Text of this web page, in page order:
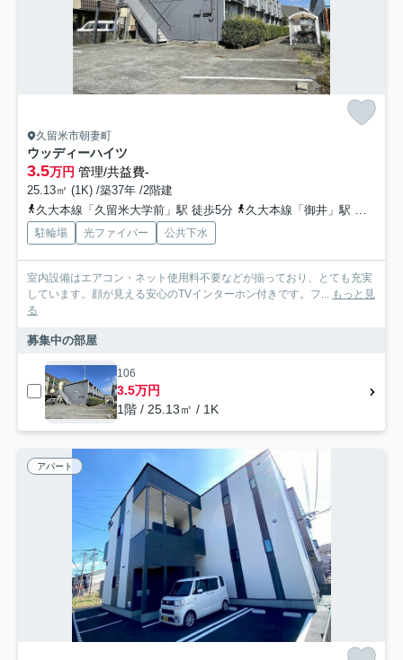
久留米市朝妻町
ウッディーハイツ
3.5万円 管理/共益費-
25.13㎡ (1K) /築37年 /2階建
久大本線「久留米大学前」駅 徒歩5分
久大本線「御井」駅 徒歩24分
駐輪場 光ファイバー 公共下水
室内設備はエアコン・ネット使用料不要などが揃っており、とても充実
しています。顔が見える安心のTVインターホン付きです。フ... もっと見
る
募集中の部屋
106
3.5万円
1階 / 25.13㎡ / 1K
アパート